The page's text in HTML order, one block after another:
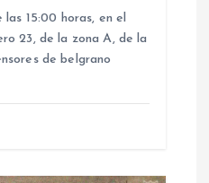
15:00 horas, en el
23, de la zona A, de la
de belgrano